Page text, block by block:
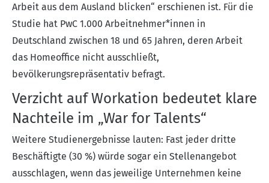
Arbeit aus dem Ausland blicken“ erschienen ist. Für die
Studie hat PwC 1.000 Arbeitnehmer*innen in
Deutschland zwischen 18 und 65 Jahren, deren Arbeit
das Homeoffice nicht ausschließt,
bevölkerungsrepräsentativ befragt.
Verzicht auf Workation bedeutet klare
Nachteile im „War for Talents“
Weitere Studienergebnisse lauten: Fast jeder dritte
Beschäftigte (30 %) würde sogar ein Stellenangebot
ausschlagen, wenn das jeweilige Unternehmen keine